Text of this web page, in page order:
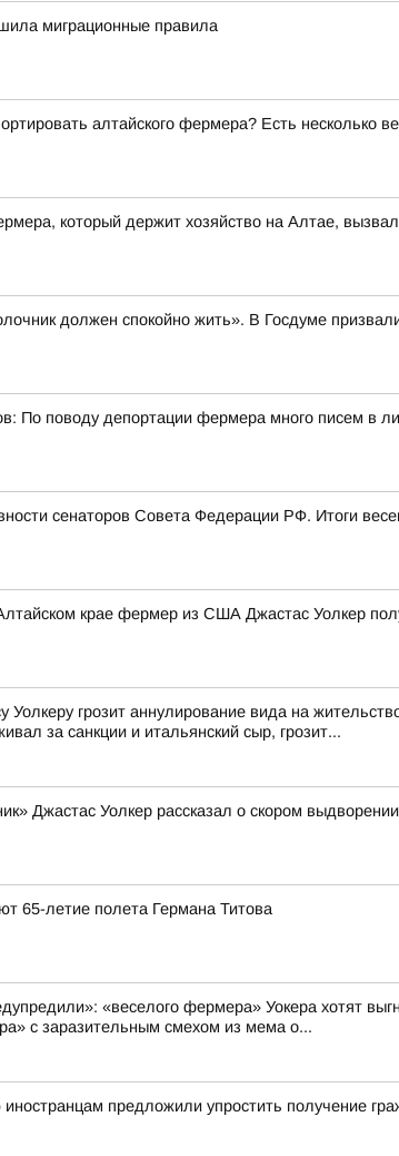
миграционные правила
алтайского фермера? Есть несколько
который держит хозяйство на Алтае,
должен спокойно жить». В Госдуме
По поводу депортации фермера много писем в
сенаторов Совета Федерации РФ. Итоги
крае фермер из США Джастас Уолкер
Уолкеру грозит аннулирование вида на
за санкции и итальянский сыр, грозит...
Джастас Уолкер рассказал о скором
65-летие полета Германа Титова
«веселого фермера» Уокера хотят
с заразительным смехом из мема о...
предложили упростить получение